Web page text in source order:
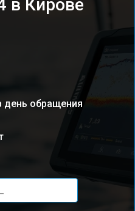
в Кирове
день обращения